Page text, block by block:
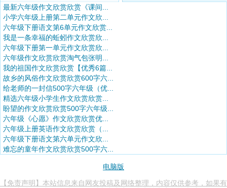
最新六年级作文欣赏欣赏《课间...
小学六年级上册第二单元作文欣...
六年级下册语文第6单元作文欣赏...
我是一条幸福的蚯蚓作文欣赏欣...
六年级下册第一单元作文欣赏欣...
六年级作文欣赏欣赏淘气包张明...
我的祖国作文欣赏欣赏【优秀6篇...
故乡的风俗作文欣赏欣赏600字六...
给老师的一封信500字六年级（优...
精选六年级小学生作文欣赏欣赏...
盼望的作文欣赏欣赏500字六年级...
六年级《心愿》作文欣赏欣赏优...
六年级上册英语作文欣赏欣赏（...
六年级下册语文第六单元作文欣...
难忘的童年作文欣赏欣赏500字六...
电脑版
【免责声明】本站信息来自网友投稿及网络整理，内容仅供参考，如果有